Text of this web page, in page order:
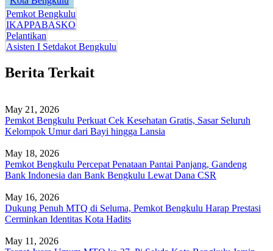
Pemkot Bengkulu
IKAPPABASKO
Pelantikan
Asisten I Setdakot Bengkulu
Berita Terkait
May 21, 2026
Pemkot Bengkulu Perkuat Cek Kesehatan Gratis, Sasar Seluruh
Kelompok Umur dari Bayi hingga Lansia
May 18, 2026
Pemkot Bengkulu Percepat Penataan Pantai Panjang, Gandeng
Bank Indonesia dan Bank Bengkulu Lewat Dana CSR
May 16, 2026
Dukung Penuh MTQ di Seluma, Pemkot Bengkulu Harap Prestasi
Cerminkan Identitas Kota Hadits
May 11, 2026